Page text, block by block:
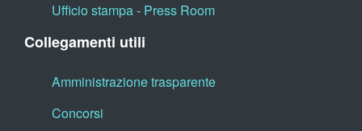
Ufficio stampa - Press Room
Collegamenti utili
Amministrazione trasparente
Concorsi